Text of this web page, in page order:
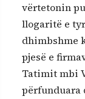
vërtetonin
llogaritë e
dhimbshme
pjesë e
Tatimit mbi
përfunduara